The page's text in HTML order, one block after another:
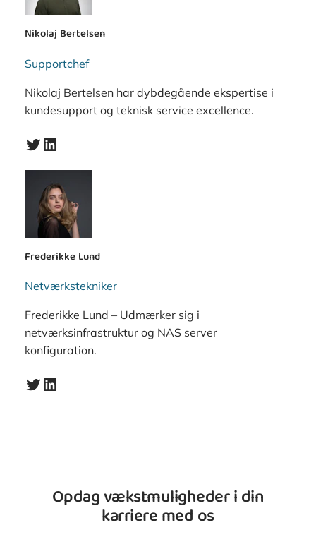
Nikolaj Bertelsen
Supportchef
Nikolaj Bertelsen har dybdegående ekspertise i
kundesupport og teknisk service excellence.
Twitter LinkedIn
Frederikke Lund
Netværkstekniker
Frederikke Lund – Udmærker sig i
netværksinfrastruktur og NAS server
konfiguration.
Twitter LinkedIn
Opdag vækstmuligheder i din
karriere med os